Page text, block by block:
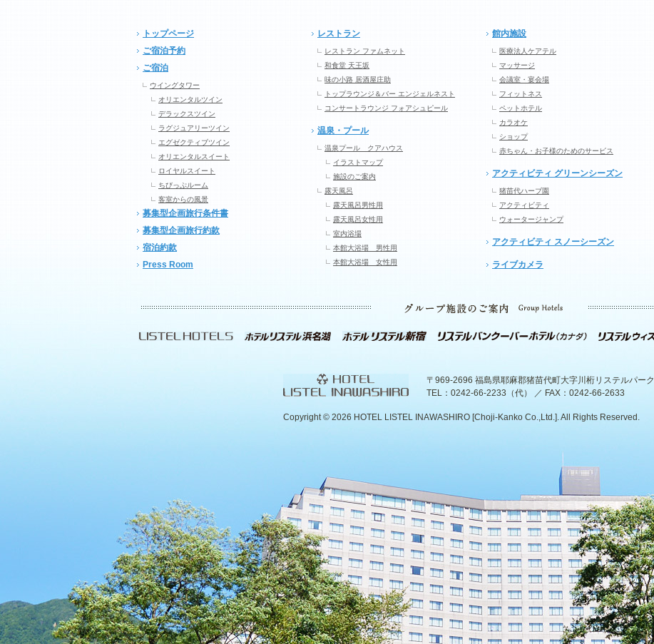
トップページ
ご宿泊予約
ご宿泊
ウイングタワー
オリエンタルツイン
デラックスツイン
ラグジュアリーツイン
エグゼクティブツイン
オリエンタルスイート
ロイヤルスイート
ちびっぷルーム
客室からの風景
募集型企画旅行条件書
募集型企画旅行約款
宿泊約款
Press Room
レストラン
レストラン ファムネット
和食堂 天王坂
味の小路 居酒屋庄助
トップラウンジ＆バー エンジェルネスト
コンサートラウンジ フォアシュピール
温泉・プール
温泉プール クアハウス
イラストマップ
施設のご案内
露天風呂
露天風呂男性用
露天風呂女性用
室内浴場
本館大浴場 男性用
本館大浴場 女性用
館内施設
医療法人ケアテル
マッサージ
会議室・宴会場
フィットネス
ペットホテル
カラオケ
ショップ
赤ちゃん・お子様のためのサービス
アクティビティ グリーンシーズン
猪苗代ハーブ園
アクティビティ
ウォータージャンプ
アクティビティ スノーシーズン
ライブカメラ
〒969-2696 福島県耶麻郡猪苗代町大字川桁リステルパーク
TEL：0242-66-2233（代） ／ FAX：0242-66-2633
Copyright © 2026 HOTEL LISTEL INAWASHIRO [Choji-Kanko Co.,Ltd.]. All Rights Reserved.